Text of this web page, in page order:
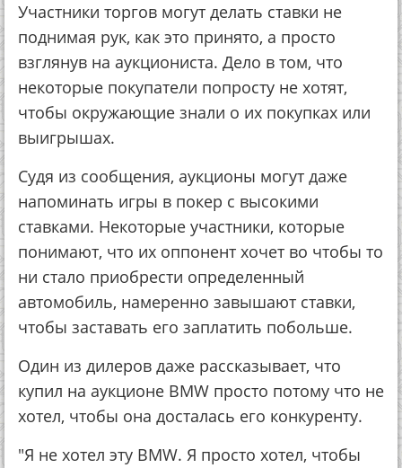
Участники торгов могут делать ставки не
поднимая рук, как это принято, а просто
взглянув на аукциониста. Дело в том, что
некоторые покупатели попросту не хотят,
чтобы окружающие знали о их покупках или
выигрышах.
Судя из сообщения, аукционы могут даже
напоминать игры в покер с высокими
ставками. Некоторые участники, которые
понимают, что их оппонент хочет во чтобы то
ни стало приобрести определенный
автомобиль, намеренно завышают ставки,
чтобы заставать его заплатить побольше.
Один из дилеров даже рассказывает, что
купил на аукционе BMW просто потому что не
хотел, чтобы она досталась его конкуренту.
"Я не хотел эту BMW. Я просто хотел, чтобы